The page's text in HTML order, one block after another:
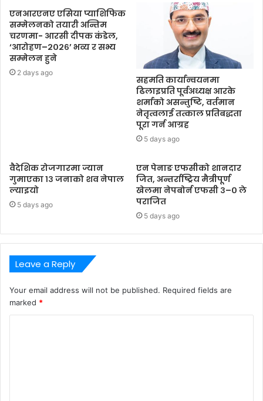
एनआरएनए एसिया प्याशिफिक
सम्मेलनको तयारी अन्तिम
चरणमा- आरसी दीपक कंडेल,
‘आरोहण–२०२६’ भव्य र सभ्य
सम्मेलन हुने
2 days ago
सहमति कार्यान्वयनमा
ढिलाइप्रति पूर्वअध्यक्ष आरके
शर्माको असन्तुष्टि, वर्तमान
नेतृत्वलाई तत्काल प्रतिबद्धता
पूरा गर्न आग्रह
5 days ago
वैदेशिक रोजगारमा ज्यान
गुमाएका १३ जनाको शव नेपाल
ल्याइयो
5 days ago
एन पेनाङ एफसीको शानदार
जित, अन्तर्राष्ट्रिय मैत्रीपूर्ण
खेलमा नेपबोर्न एफसी ३–० ले
पराजित
5 days ago
Leave a Reply
Your email address will not be published. Required fields are
marked *